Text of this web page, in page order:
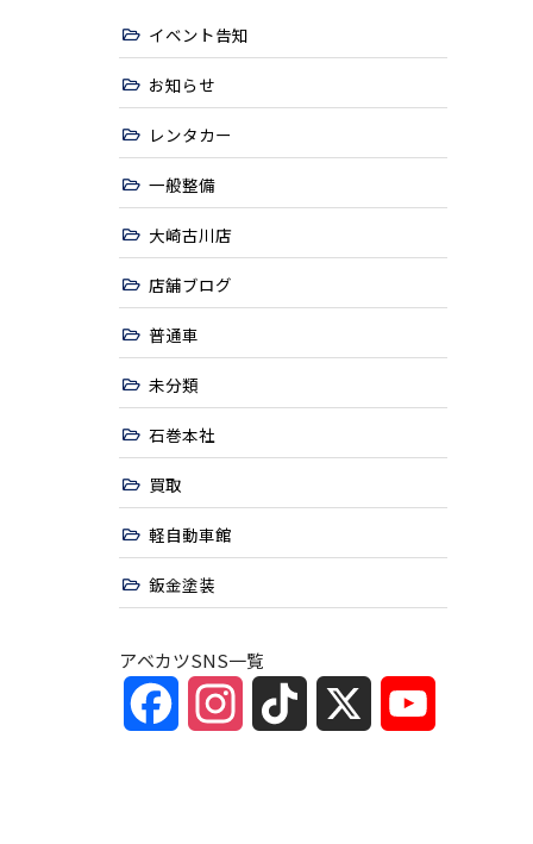
イベント告知
お知らせ
レンタカー
一般整備
大崎古川店
店舗ブログ
普通車
未分類
石巻本社
買取
軽自動車館
鈑金塗装
アベカツSNS一覧
FacebookInstagramTikTok